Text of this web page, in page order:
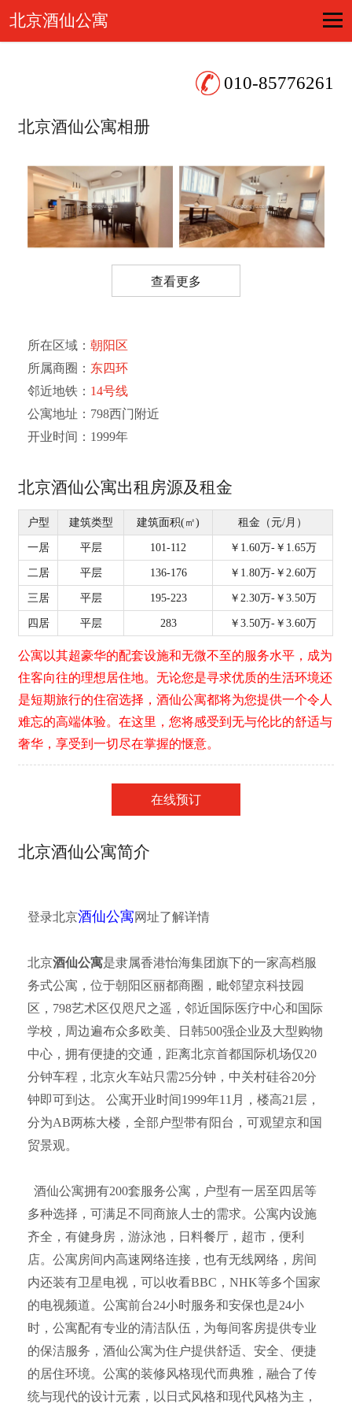
北京酒仙公寓
010-85776261
北京酒仙公寓相册
查看更多
所在区域：朝阳区
所属商圈： 东四环
邻近地铁： 14号线
公寓地址： 798西门附近
开业时间： 1999年
北京酒仙公寓出租房源及租金
户型 建筑类型 建筑面积(㎡)
租金（元/月）
一居
平层 101-112
￥1.60万-￥1.65万
二居
平层 136-176
￥1.80万-￥2.60万
三居
平层 195-223
￥2.30万-￥3.50万
四居
平层 283 ￥3.50万-￥3.60万
公寓以其超豪华的配套设施和无微不至的服务水平，成为
住客向往的理想居住地。无论您是寻求优质的生活环境还
是短期旅行的住宿选择，酒仙公寓都将为您提供一个令人
难忘的高端体验。在这里，您将感受到无与伦比的舒适与
奢华，享受到一切尽在掌握的惬意。
在线预订
北京酒仙公寓简介
登录北京酒仙公寓网址了解详情
北京酒仙公寓是隶属香港怡海集团旗下的一家高档服
务式公寓，位于朝阳区丽都商圈，毗邻望京科技园
区，798艺术区仅咫尺之遥，邻近国际医疗中心和国际
学校，周边遍布众多欧美、日韩500强企业及大型购物
中心，拥有便捷的交通，距离北京首都国际机场仅20
分钟车程，北京火车站只需25分钟，中关村硅谷20分
钟即可到达。 公寓开业时间1999年11月，楼高21层，
分为AB两栋大楼，全部户型带有阳台，可观望京和国
贸景观。
酒仙公寓拥有200套服务公寓，户型有一居至四居等
多种选择，可满足不同商旅人士的需求。公寓内设施
齐全，有健身房，游泳池，日料餐厅，超市，便利
店。公寓房间内高速网络连接，也有无线网络，房间
内还装有卫星电视，可以收看BBC，NHK等多个国家
的电视频道。公寓前台24小时服务和安保也是24小
时，公寓配有专业的清洁队伍，为每间客房提供专业
的保洁服务，酒仙公寓为住户提供舒适、安全、便捷
的居住环境。公寓的装修风格现代而典雅，融合了传
统与现代的设计元素，以日式风格和现代风格为主，